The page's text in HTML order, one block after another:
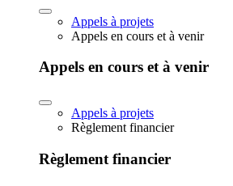
Appels à projets
Appels en cours et à venir
Appels en cours et à venir
Appels à projets
Règlement financier
Règlement financier